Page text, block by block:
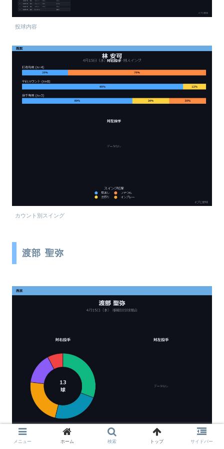
投球内容
カウント別スイング
渡部 聖弥
メニュー ホーム 検索 トップ サイドバー